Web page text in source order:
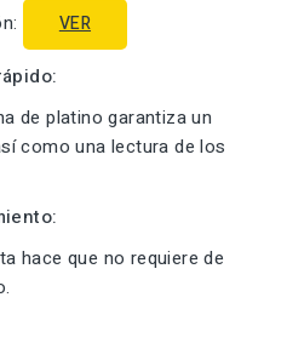
VER
de platino garantiza un
como una lectura de los
hace que no requiere de